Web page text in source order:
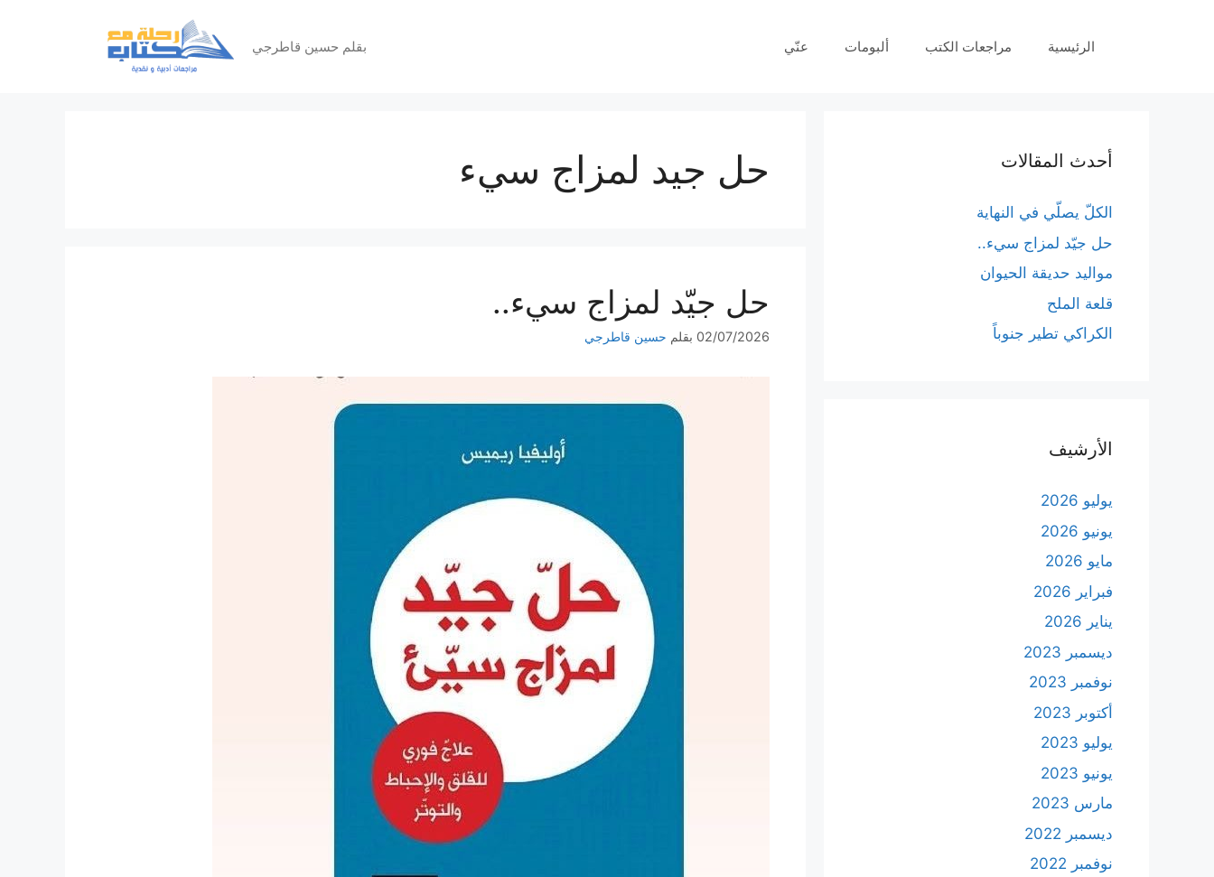
بقلم حسين قاطرجي الرئيسية مراجعات الكتب ألبومات عنّي
حل جيد لمزاج سيء
حل جيّد لمزاج سيء..
02/07/2026 بقلم حسين قاطرجي
أحدث المقالات
الكلّ يصلّي في النهاية
حل جيّد لمزاج سيء..
مواليد حديقة الحيوان
قلعة الملح
الكراكي تطير جنوباً
الأرشيف
يوليو 2026
يونيو 2026
مايو 2026
فبراير 2026
يناير 2026
ديسمبر 2023
نوفمبر 2023
أكتوبر 2023
يوليو 2023
يونيو 2023
مارس 2023
ديسمبر 2022
نوفمبر 2022